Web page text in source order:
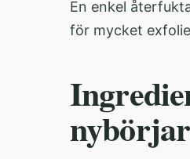
En enkel
för mycket